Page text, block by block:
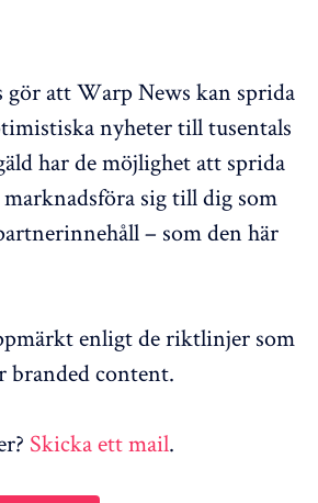
att Warp News kan sprida
nyheter till tusentals
har de möjlighet att sprida
sig till dig som
– som den här
enligt de riktlinjer som
content.
Skicka ett mail.